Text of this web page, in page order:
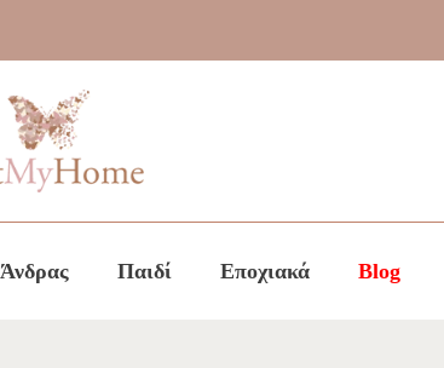
Άνδρας Παιδί Εποχιακά Blog